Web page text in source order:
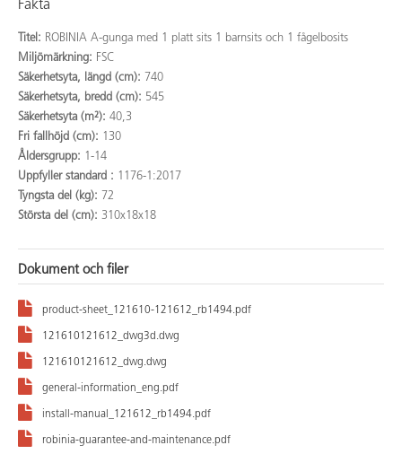
Fakta
Titel: ROBINIA A-gunga med 1 platt sits 1 barnsits och 1 fågelbosits
Miljömärkning: FSC
Säkerhetsyta, längd (cm): 740
Säkerhetsyta, bredd (cm): 545
Säkerhetsyta (m²): 40,3
Fri fallhöjd (cm): 130
Åldersgrupp: 1-14
Uppfyller standard : 1176-1:2017
Tyngsta del (kg): 72
Största del (cm): 310x18x18
Dokument och filer
product-sheet_121610-121612_rb1494.pdf
121610121612_dwg3d.dwg
121610121612_dwg.dwg
general-information_eng.pdf
install-manual_121612_rb1494.pdf
robinia-guarantee-and-maintenance.pdf